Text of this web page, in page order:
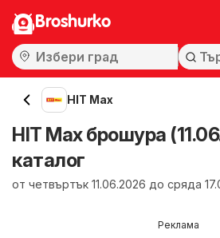
Broshurko
HIT Max
HIT Max брошура
каталог
от четвъртък 11.06.2026 до сряда
Реклама